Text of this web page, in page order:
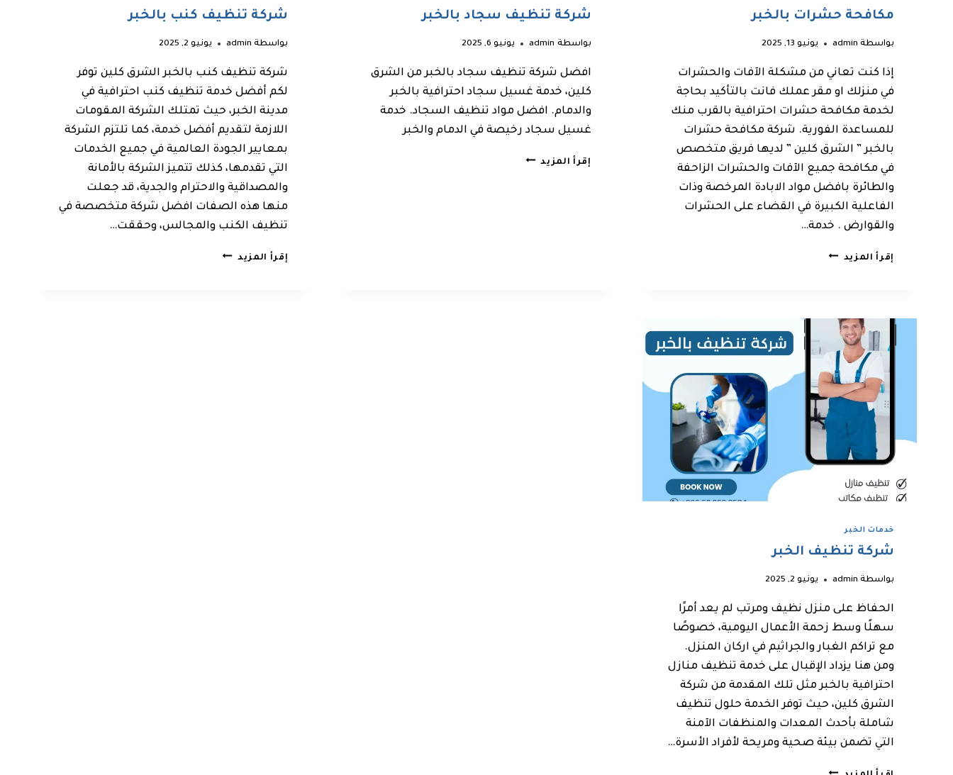
مكافحة حشرات بالخبر
بواسطة admin يونيو 13, 2025
إذا كنت تعاني من مشكلة الآفات والحشرات
في منزلك او مقر عملك فانت بالتأكيد بحاجة
لخدمة مكافحة حشرات احترافية بالقرب منك
للمساعدة الفورية. شركة مكافحة حشرات
بالخبر ” الشرق كلين ” لديها فريق متخصص
في مكافحة جميع الآفات والحشرات الزاحفة
والطائرة بافضل مواد الابادة المرخصة وذات
الفاعلية الكبيرة في القضاء على الحشرات
والقوارض . خدمة…
إقرأ المزيد مكافحة
شركة تنظيف سجاد بالخبر
بواسطة admin يونيو 6, 2025
افضل شركة تنظيف سجاد بالخبر من الشرق
كلين، خدمة غسيل سجاد احترافية بالخبر
والدمام. افضل مواد تنظيف السجاد. خدمة
غسيل سجاد رخيصة في الدمام والخبر
إقرأ المزيد شركة
شركة تنظيف كنب بالخبر
بواسطة admin يونيو 2, 2025
شركة تنظيف كنب بالخبر الشرق كلين توفر
لكم أفضل خدمة تنظيف كنب احترافية في
مدينة الخبر، حيث تمتلك الشركة المقومات
اللازمة لتقديم أفضل خدمة، كما تلتزم الشركة
بمعايير الجودة العالمية في جميع الخدمات
التي تقدمها، كذلك تتميز الشركة بالأمانة
والمصداقية والاحترام والجدية، قد جعلت
منها هذه الصفات افضل شركة متخصصة في
تنظيف الكنب والمجالس، وحققت…
إقرأ المزيد شركة
خدمات الخبر
شركة تنظيف الخبر
بواسطة admin يونيو 2, 2025
الحفاظ على منزل نظيف ومرتب لم يعد أمرًا
سهلًا وسط زحمة الأعمال اليومية، خصوصًا
مع تراكم الغبار والجراثيم في اركان المنزل.
ومن هنا يزداد الإقبال على خدمة تنظيف منازل
احترافية بالخبر مثل تلك المقدمة من شركة
الشرق كلين، حيث توفر الخدمة حلول تنظيف
شاملة بأحدث المعدات والمنظفات الآمنة
التي تضمن بيئة صحية ومريحة لأفراد الأسرة…
شركة